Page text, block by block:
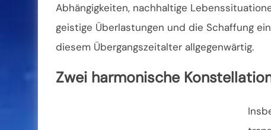
Abhängigkeiten, nachhaltige
geistige Überlastungen und die Schaffung
diesem Übergangszeitalter allgegenwärtig.
Zwei harmonische